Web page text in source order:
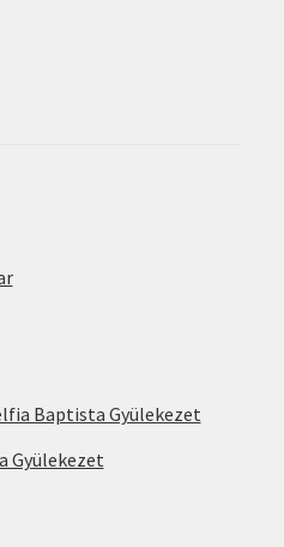
Baptista Gyülekezet
Gyülekezet